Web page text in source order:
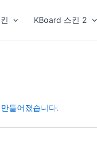
KBoard 스킨 2
들어졌습니다.